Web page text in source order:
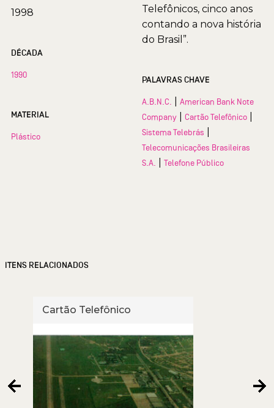
1998
DÉCADA
1990
MATERIAL
Plástico
Telefônicos, cinco anos
contando a nova história
do Brasil”.
PALAVRAS CHAVE
A.B.N.C.
American Bank Note
Company
Cartão Telefônico
Sistema Telebrás
Telecomunicações Brasileiras
S.A.
Telefone Público
ITENS RELACIONADOS
Cartão Telefônico